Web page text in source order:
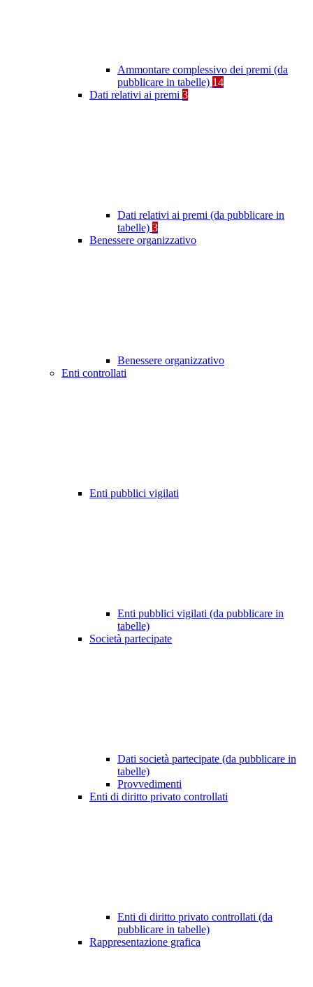
Ammontare complessivo dei premi (da
pubblicare in tabelle) 14
Dati relativi ai premi 3
Dati relativi ai premi (da pubblicare in
tabelle) 3
Benessere organizzativo
Benessere organizzativo
Enti controllati
Enti pubblici vigilati
Enti pubblici vigilati (da pubblicare in
tabelle)
Società partecipate
Dati società partecipate (da pubblicare in
tabelle)
Provvedimenti
Enti di diritto privato controllati
Enti di diritto privato controllati (da
pubblicare in tabelle)
Rappresentazione grafica